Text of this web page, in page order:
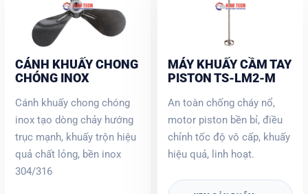
CÁNH KHUẤY CHONG
CHÓNG INOX
Cánh khuấy chong chóng
inox tạo dòng chảy hướng
trục mạnh, khuấy trộn hiệu
quả chất lỏng, bền inox
304/316
MÁY KHUẤY CẦM TAY
PISTON TS-LM2-M
An toàn chống cháy nổ,
motor piston bền bỉ, điều
chỉnh tốc độ vô cấp, khuấy
hiệu quả, linh hoạt.